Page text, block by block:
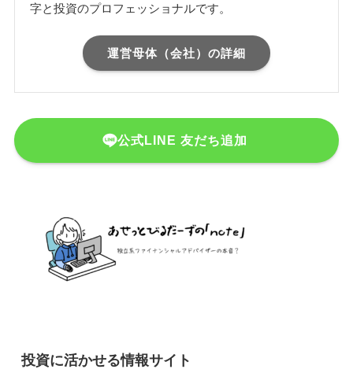
字と投資のプロフェッショナルです。
運営母体（会社）の詳細
公式LINE 友だち追加
投資に活かせる情報サイト